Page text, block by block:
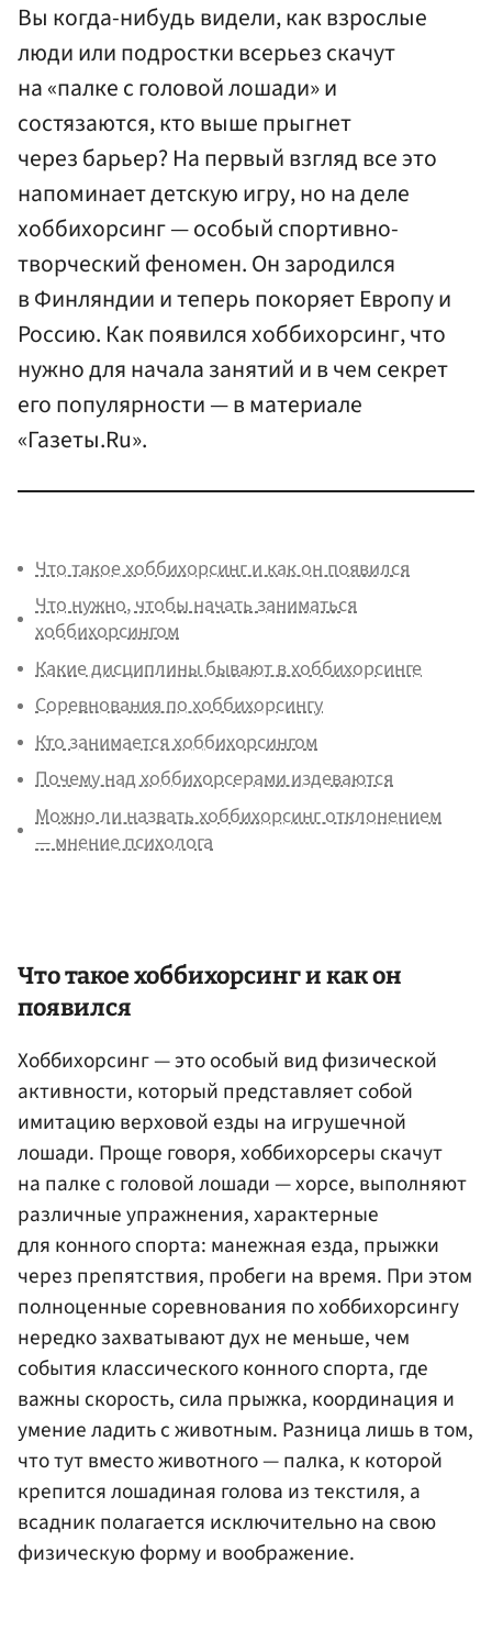
Вы когда-нибудь видели, как взрослые
люди или подростки всерьез скачут
на «палке с головой лошади» и
состязаются, кто выше прыгнет
через барьер? На первый взгляд все это
напоминает детскую игру, но на деле
хоббихорсинг — особый спортивно-
творческий феномен. Он зародился
в Финляндии и теперь покоряет Европу и
Россию. Как появился хоббихорсинг, что
нужно для начала занятий и в чем секрет
его популярности — в материале
«Газеты.Ru».
Что такое хоббихорсинг и как он появился
Что нужно, чтобы начать заниматься
хоббихорсингом
Какие дисциплины бывают в хоббихорсинге
Соревнования по хоббихорсингу
Кто занимается хоббихорсингом
Почему над хоббихорсерами издеваются
Можно ли назвать хоббихорсинг отклонением
— мнение психолога
Что такое хоббихорсинг и как он
появился
Хоббихорсинг — это особый вид физической
активности, который представляет собой
имитацию верховой езды на игрушечной
лошади. Проще говоря, хоббихорсеры скачут
на палке с головой лошади — хорсе, выполняют
различные упражнения, характерные
для конного спорта: манежная езда, прыжки
через препятствия, пробеги на время. При этом
полноценные соревнования по хоббихорсингу
нередко захватывают дух не меньше, чем
события классического конного спорта, где
важны скорость, сила прыжка, координация и
умение ладить с животным. Разница лишь в том,
что тут вместо животного — палка, к которой
крепится лошадиная голова из текстиля, а
всадник полагается исключительно на свою
физическую форму и воображение.